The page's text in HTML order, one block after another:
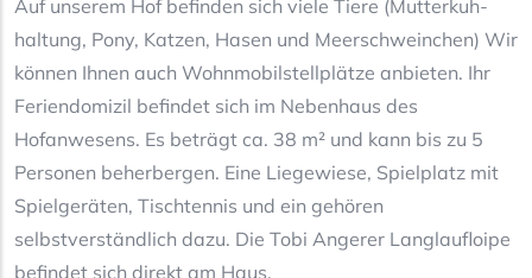
Auf unserem Hof befinden sich viele Tiere (Mutterkuh-
haltung, Pony, Katzen, Hasen und Meerschweinchen) Wir
können Ihnen auch Wohnmobilstellplätze anbieten. Ihr
Feriendomizil befindet sich im Nebenhaus des
Hofanwesens. Es beträgt ca. 38 m² und kann bis zu 5
Personen beherbergen. Eine Liegewiese, Spielplatz mit
Spielgeräten, Tischtennis und ein gehören
selbstverständlich dazu. Die Tobi Angerer Langlaufloipe
befindet sich direkt am Haus.